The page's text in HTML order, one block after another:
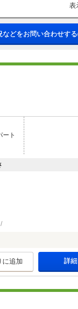
表
などをお問い合わせす
ート
に追加 詳